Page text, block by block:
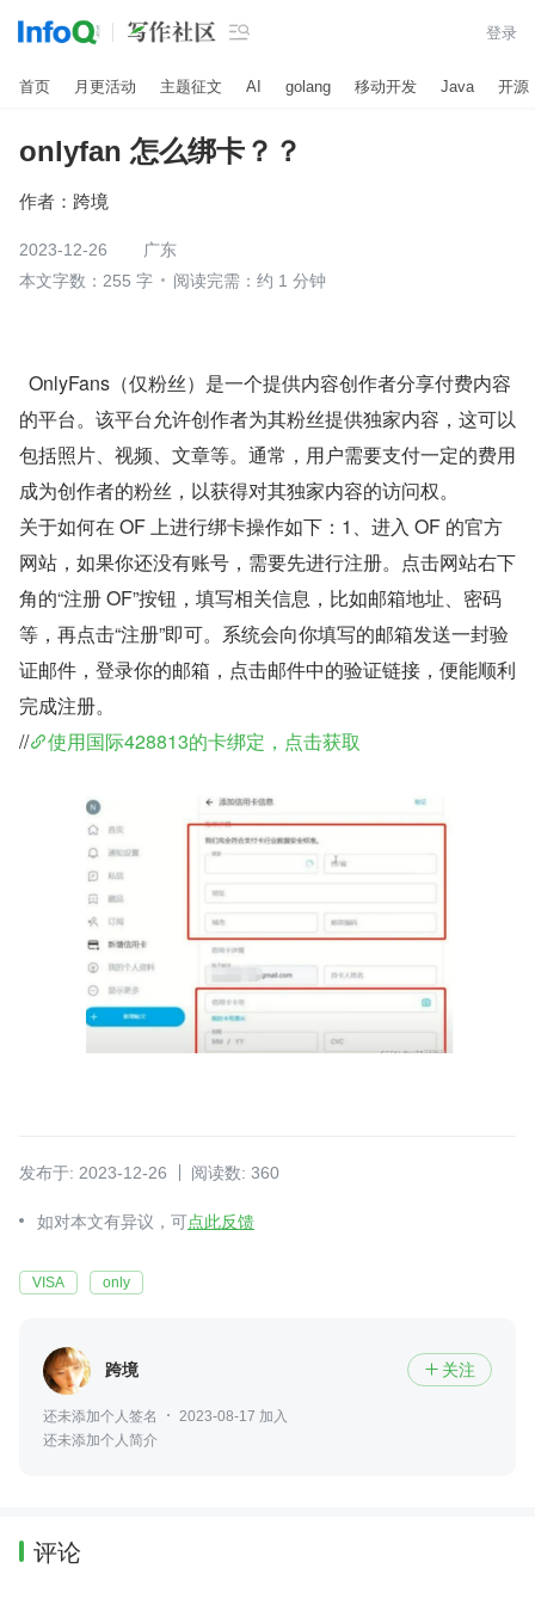
 登录
首页 月更活动 主题征文 AI golang 移动开发 Java 开源
onlyfan 怎么绑卡？？
作者： 跨境
2023-12-26
广东
本文字数：255 字
阅读完需：约 1 分钟
OnlyFans（仅粉丝）是一个提供内容创作者分享付费内容
的平台。该平台允许创作者为其粉丝提供独家内容，这可以
包括照片、视频、文章等。通常，用户需要支付一定的费用
成为创作者的粉丝，以获得对其独家内容的访问权。
关于如何在 OF 上进行绑卡操作如下：1、进入 OF 的官方
网站，如果你还没有账号，需要先进行注册。点击网站右下
角的“注册 OF”按钮，填写相关信息，比如邮箱地址、密码
等，再点击“注册”即可。系统会向你填写的邮箱发送一封验
证邮件，登录你的邮箱，点击邮件中的验证链接，便能顺利
完成注册。
//
使用国际428813的卡绑定，点击获取
发布于: 2023-12-26 阅读数: 360
如对本文有异议，可点此反馈
VISA only
跨境  关注
还未添加个人签名
2023-08-17 加入
还未添加个人简介
评论